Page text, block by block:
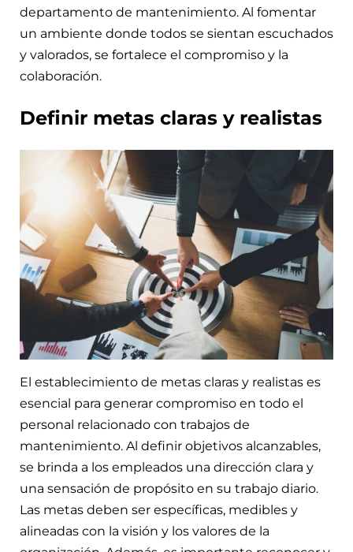
departamento de mantenimiento. Al fomentar
un ambiente donde todos se sientan escuchados
y valorados, se fortalece el compromiso y la
colaboración.
Definir metas claras y realistas
El establecimiento de metas claras y realistas es
esencial para generar compromiso en todo el
personal relacionado con trabajos de
mantenimiento. Al definir objetivos alcanzables,
se brinda a los empleados una dirección clara y
una sensación de propósito en su trabajo diario.
Las metas deben ser específicas, medibles y
alineadas con la visión y los valores de la